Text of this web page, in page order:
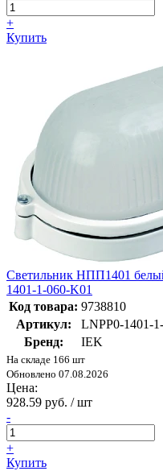
+
Купить
Светильник НПП1401
1401-1-060-K01
Код товара: 9738810
Артикул:
LNPP0-1401-
Бренд:
IEK
На складе 166 шт
Обновлено 07.08.2026
Цена:
928.59 руб. / шт
-
+
Купить